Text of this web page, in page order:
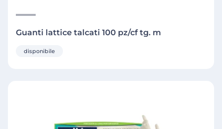
Guanti lattice talcati 100 pz/cf tg. m
disponibile